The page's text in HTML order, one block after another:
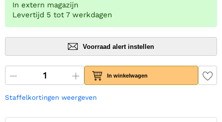
In extern magazijn
Levertijd 5 tot 7 werkdagen
Voorraad alert instellen
In winkelwagen
Staffelkortingen weergeven